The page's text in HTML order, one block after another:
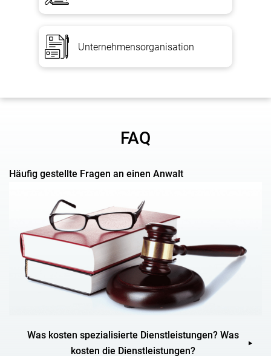
Unternehmensorganisation
FAQ
Häufig gestellte Fragen an einen Anwalt
Was kosten spezialisierte Dienstleistungen? Was
kosten die Dienstleistungen?